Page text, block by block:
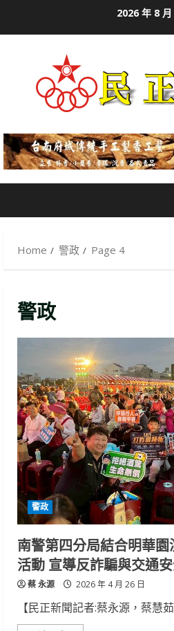
2026 年 8
Home 警政 Page 4
警政
警政
南警第四分局結合明華
活動 宣導反詐騙與交通
蔡 永源 2026 年 4 月 26 日
【民正新聞記者:蔡永源，蔡慧